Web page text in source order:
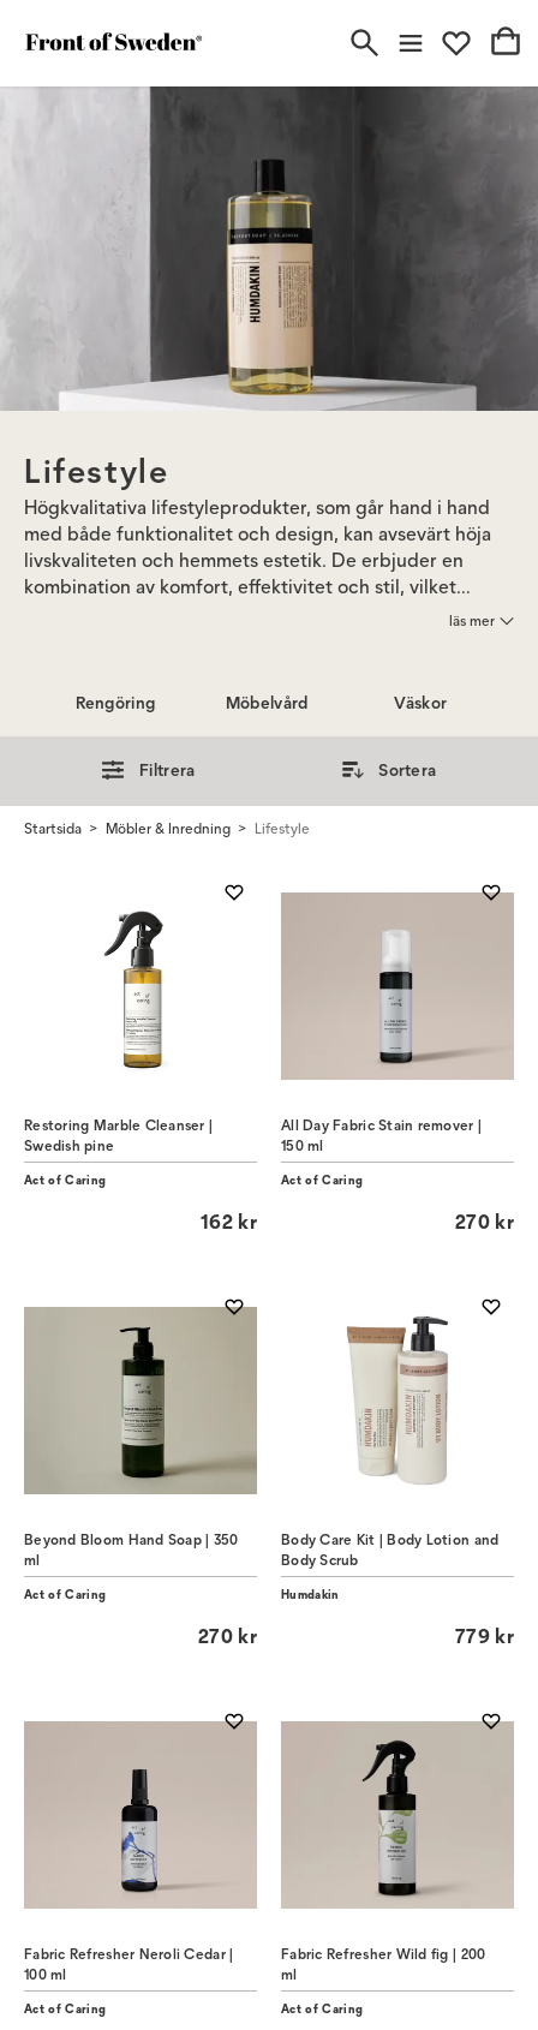
Lifestyle
Högkvalitativa lifestyleprodukter, som går hand i hand
med både funktionalitet och design, kan avsevärt höja
livskvaliteten och hemmets estetik. De erbjuder en
kombination av komfort, effektivitet och stil, vilket
underlättar vardagslivet samtidigt som de förskönar
smak och bidrar till ett mer organiserat och visuellt
tilltalande hem.
läs mer
Rengöring Möbelvård Väskor
Filtrera Sortera
Startsida Möbler & Inredning Lifestyle
Restoring Marble Cleanser |
Swedish pine
Act of Caring
162 kr
All Day Fabric Stain remover |
150 ml
Act of Caring
270 kr
Beyond Bloom Hand Soap | 350
ml
Act of Caring
270 kr
Body Care Kit | Body Lotion and
Body Scrub
Humdakin
779 kr
Fabric Refresher Neroli Cedar |
100 ml
Act of Caring
Fabric Refresher Wild fig | 200
ml
Act of Caring